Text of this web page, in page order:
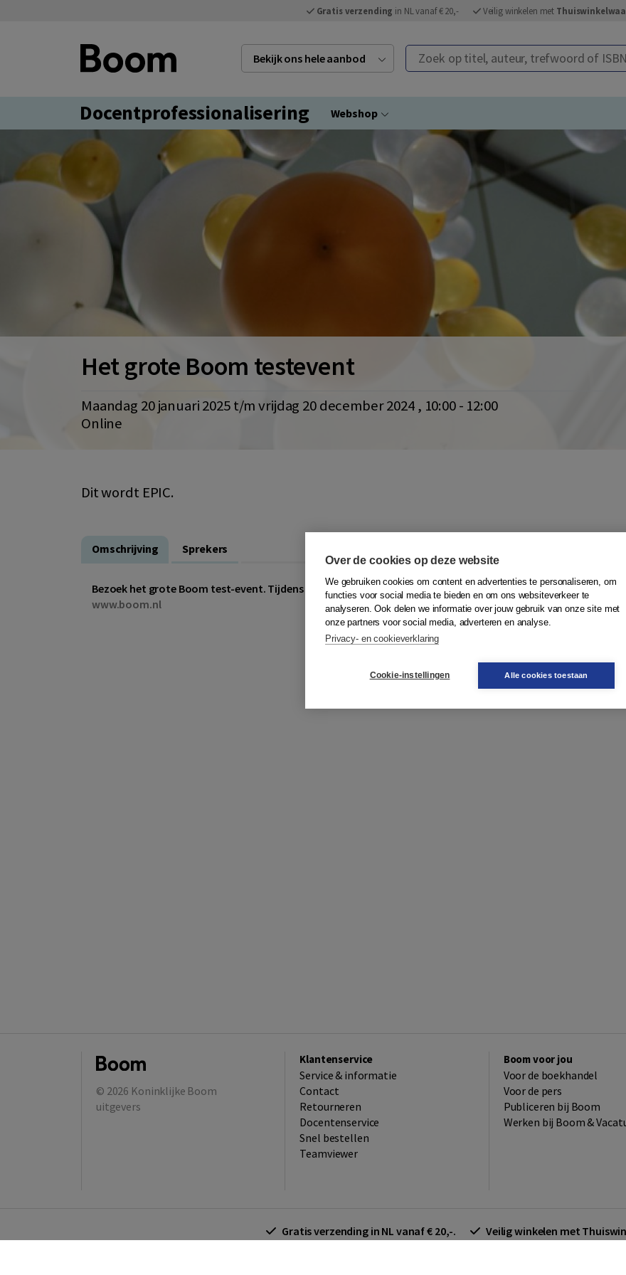
Gratis verzending in NL vanaf € 20,- Veilig winkelen met
Bekijk ons hele aanbod Zoek op titel, auteur, trefwoord of ISBN
Docentprofessionalisering Webshop
Het grote Boom testevent
maandag 20 januari 2025 t/m vrijdag 20 december 2024 , 10:00 - 12:00
Online
Dit wordt EPIC.
Omschrijving Sprekers
Bezoek het grote Boom test-event. Tijdens dit evenement testen we de eventmodule. NICE!
www.boom.nl
© 2026 Koninklijke Boom
uitgevers
Klantenservice
Service & informatie
Contact
Retourneren
Docentenservice
Snel bestellen
Teamviewer
Boom voor jou
Voor de boekhandel
Voor de pers
Publiceren bij Boom
Werken bij Boom &
Gratis verzending in NL vanaf € 20,-. Veilig winkelen met
Over de cookies op deze website
We gebruiken cookies om content en advertenties te personaliseren, om
functies voor social media te bieden en om ons websiteverkeer te
analyseren. Ook delen we informatie over jouw gebruik van onze site met
onze partners voor social media, adverteren en analyse.
Privacy- en cookieverklaring
Cookie-instellingen Alle cookies toestaan